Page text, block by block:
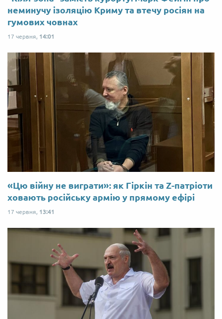
неминучу ізоляцію Криму та втечу росіян на
гумових човнах
17 червня, 14:01
«Цю війну не виграти»: як Гіркін та Z-патріоти
ховають російську армію у прямому ефірі
17 червня, 13:41